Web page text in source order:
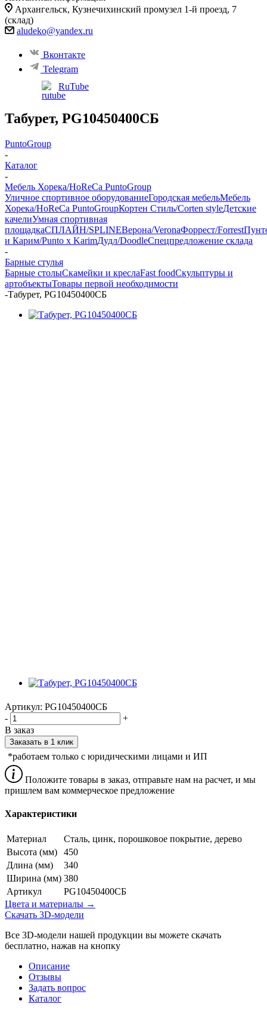
Архангельск, ​Кузнечихинский промузел 1-й проезд, 7
(склад)
aludeko@yandex.ru
Вконтакте
Telegram
RuTube
Табурет, PG10450400СБ
PuntoGroup
-
Каталог
-
Мебель Хорека/HoReCa PuntoGroup
Уличное спортивное оборудованиеГородская мебельМебель
Хорека/HoReCa PuntoGroupКортен Стиль/Corten styleДетские
качелиУмная спортивная
площадкаСПЛАЙН/SPLINEВерона/VeronaФоррест/Forrest
и Карим/Punto x KarimДудл/DoodleСпецпредложение склада
-
Барные стулья
Барные столыСкамейки и креслаFast foodСкульптуры и
артобъектыТовары первой необходимости
-Табурет, PG10450400СБ
Артикул: PG10450400СБ
-
+
В заказ
Заказать в 1 клик
*работаем только с юридическими лицами и ИП
Положите товары в заказ, отправьте нам на расчет, и мы
пришлем вам коммерческое предложение
Характеристики
Материал
Сталь, цинк, порошковое покрытие, дерево
Высота (мм)
450
Длина (мм)
340
Ширина (мм) 380
Артикул
PG10450400СБ
Цвета и материалы →
Скачать 3D-модели
Все 3D-модели нашей продукции вы можете скачать
бесплатно, нажав на кнопку
Описание
Отзывы
Задать вопрос
Каталог